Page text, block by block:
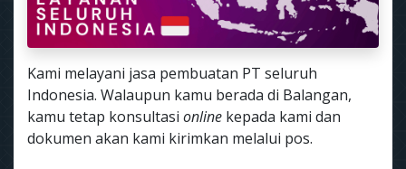
Kami melayani jasa pembuatan PT seluruh
Indonesia. Walaupun kamu berada di Balangan,
kamu tetap konsultasi online kepada kami dan
dokumen akan kami kirimkan melalui pos.